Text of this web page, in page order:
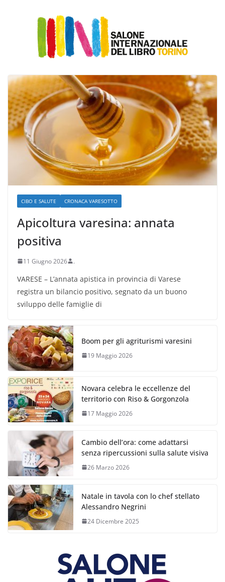
CIBO E SALUTE CRONACA VARESOTTO
Apicoltura varesina: annata
positiva
11 Giugno 2026 .
VARESE – L’annata apistica in provincia di Varese
registra un bilancio positivo, segnato da un buono
sviluppo delle famiglie di
Boom per gli agriturismi varesini
19 Maggio 2026
Novara celebra le eccellenze del
territorio con Riso & Gorgonzola
17 Maggio 2026
Cambio dell’ora: come adattarsi
senza ripercussioni sulla salute visiva
26 Marzo 2026
Natale in tavola con lo chef stellato
Alessandro Negrini
24 Dicembre 2025